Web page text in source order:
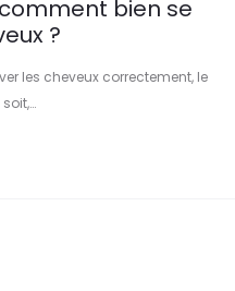
bien se
?
les cheveux correctement, le